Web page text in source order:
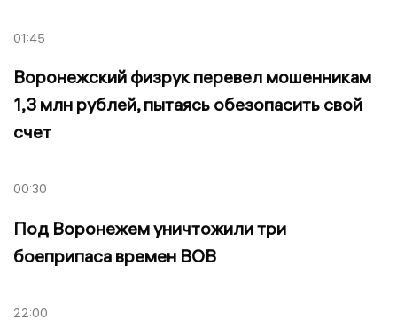
01:45
Воронежский физрук перевел мошенникам
1,3 млн рублей, пытаясь обезопасить свой
счет
00:30
Под Воронежем уничтожили три
боеприпаса времен ВОВ
22:00